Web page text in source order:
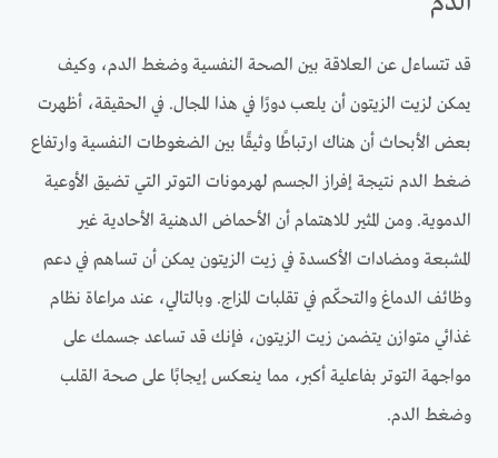
قد تتساءل عن العلاقة بين الصحة النفسية وضغط الدم، وكيف
يمكن لزيت الزيتون أن يلعب دورًا في هذا المجال. في الحقيقة، أظهرت
بعض الأبحاث أن هناك ارتباطًا وثيقًا بين الضغوطات النفسية وارتفاع
ضغط الدم نتيجة إفراز الجسم لهرمونات التوتر التي تضيق الأوعية
الدموية. ومن المثير للاهتمام أن الأحماض الدهنية الأحادية غير
المشبعة ومضادات الأكسدة في زيت الزيتون يمكن أن تساهم في دعم
وظائف الدماغ والتحكّم في تقلبات المزاج. وبالتالي، عند مراعاة نظام
غذائي متوازن يتضمن زيت الزيتون، فإنك قد تساعد جسمك على
مواجهة التوتر بفاعلية أكبر، مما ينعكس إيجابًا على صحة القلب
وضغط الدم.